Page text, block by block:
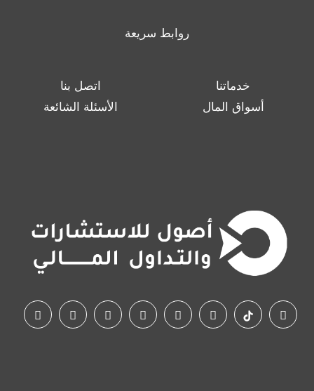
روابط سريعة
خدماتنا
اتصل بنا
أسواق المال
الأسئلة الشائعة